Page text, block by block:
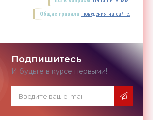
Общие правила поведения на сайте.
Подпишитесь
И будьте в курсе первыми!